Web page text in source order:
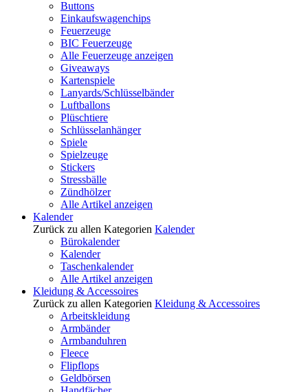
Buttons
Einkaufswagenchips
Feuerzeuge
BIC Feuerzeuge
Alle Feuerzeuge anzeigen
Giveaways
Kartenspiele
Lanyards/Schlüsselbänder
Luftballons
Plüschtiere
Schlüsselanhänger
Spiele
Spielzeuge
Stickers
Stressbälle
Zündhölzer
Alle Artikel anzeigen
Kalender
Zurück zu allen Kategorien Kalender
Bürokalender
Kalender
Taschenkalender
Alle Artikel anzeigen
Kleidung & Accessoires
Zurück zu allen Kategorien Kleidung & Accessoires
Arbeitskleidung
Armbänder
Armbanduhren
Fleece
Flipflops
Geldbörsen